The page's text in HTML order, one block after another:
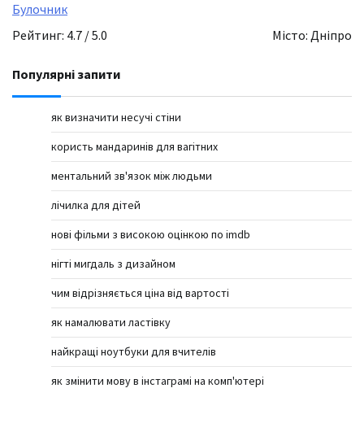
Булочник
Рейтинг: 4.7 / 5.0
Місто: Дніпро
Популярні запити
як визначити несучі стіни
користь мандаринів для вагітних
ментальний зв'язок між людьми
лічилка для дітей
нові фільми з високою оцінкою по imdb
нігті мигдаль з дизайном
чим відрізняється ціна від вартості
як намалювати ластівку
найкращі ноутбуки для вчителів
як змінити мову в інстаграмі на комп'ютері